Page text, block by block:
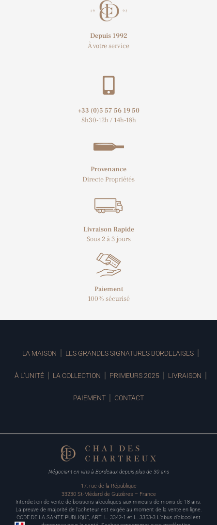
Depuis 1992
À votre service
+33 (0)5 57 56 19 50​
8h30-12h / 14h-18h
Provenance
Directe Propriétés
Livraison Rapide
Sous 2 à 3 jours
Paiement
100% sécurisé
LA MAISON LES GRANDES SIGNATURES BORDELAISES
À L’UNITÉ LA COLLECTION PRIMEURS 2025 LIVRAISON
PAIEMENT CONTACT
Négociant en vins à Bordeaux depuis plus de 30 ans
17, rue de la République
33230 St-Médard de Guizières – France
Interdiction de vente de boissons alcooliques aux mineurs de moins de 18 ans.
La preuve de majorité de l’acheteur est exigée au moment de la vente en ligne.
CODE DE LA SANTE PUBLIQUE, ART. L. 3342-1 et L. 3353-3 L’abus d’alcool est